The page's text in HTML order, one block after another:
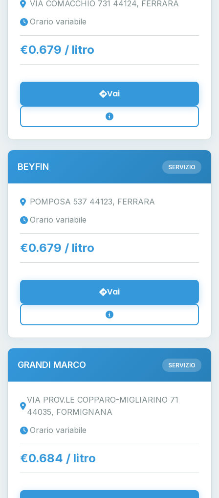
VIA COMACCHIO 731 44124, FERRARA
Orario variabile
€0.679 / litro
Vai
BEYFIN SERVIZIO
POMPOSA 537 44123, FERRARA
Orario variabile
€0.679 / litro
Vai
GRANDI MARCO SERVIZIO
VIA PROV.LE COPPARO-MIGLIARINO 71
44035, FORMIGNANA
Orario variabile
€0.684 / litro